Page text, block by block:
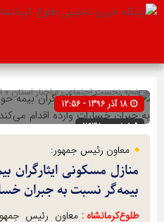
صفحه نخستاجتماعی»اخبار استان»
شناسه : 2638
معاون رئیس جمهور:
منازل مسکونی ایثارگران
بیمه‌گر نسبت به جبران
طلوع‌‌کرمانشاه : معاون رئیس